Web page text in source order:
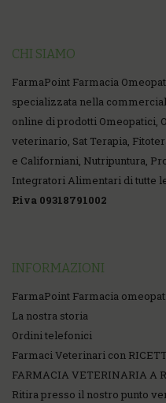
CHI SIAMO
FarmaPoint Farmacia
specializzata nella
online di prodotti Omeopatici,
veterinario, Sat Terapia,
e Californiani, Nutripuntura,
Integratori Alimentari di tutte
P.iva 09318791002
INFORMAZIONI
FarmaPoint Farmacia
La nostra storia
Ordini telefonici
Farmaci Veterinari con
FARMACIA VETERINARIA A
Ritira presso il nostro punto